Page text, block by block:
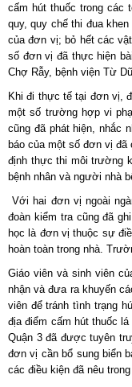
cấm hút thuốc trong các
quy, quy chế thi đua
của đơn vị; bỏ hết các
số đơn vị đã thực hiện
Chợ Rẫy, bệnh viện Từ Dũ.
Khi đi thực tế tại đơn vị,
một số trường hợp vi
cũng đã phát hiện, nhắc
báo của một số đơn vị
định thực thi môi trường
bệnh nhân và người nhà
Với hai đơn vị ngoài
đoàn kiểm tra cũng đã
học là đơn vị thuộc sự
hoàn toàn trong nhà.
Giáo viên và sinh viên
nhận và đưa ra khuyến
viên để tránh tình trạng
địa điểm cấm hút thuốc
Quận 3 đã được tuyên
đơn vị cần bổ sung biển
các điều kiện đã nêu